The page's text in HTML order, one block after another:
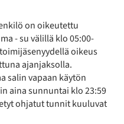
on oikeutettu
- su välillä klo 05:00-
oikeus
ajanjaksolla.
salin vapaan käytön
aina sunnuntai klo 23:59
ohjatut tunnit kuuluvat